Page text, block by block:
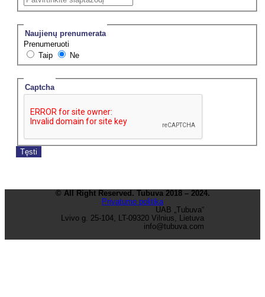
Naujienų prenumerata
Prenumeruoti
Taip
Ne
Captcha
© All Right Reserved. Tubuva 2018 – 2024.
Privatumo politika
UAB „Tubuva“
Lvivo g. 25-104, LT-09320 Vilnius, Lietuva
info@tubuva.com